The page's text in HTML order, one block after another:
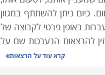
כיום ניתן להשתתף במגוון
באופן פרטי לקבוצה של
להרצאות הנערכות שם על
קרא עוד על הרצאות